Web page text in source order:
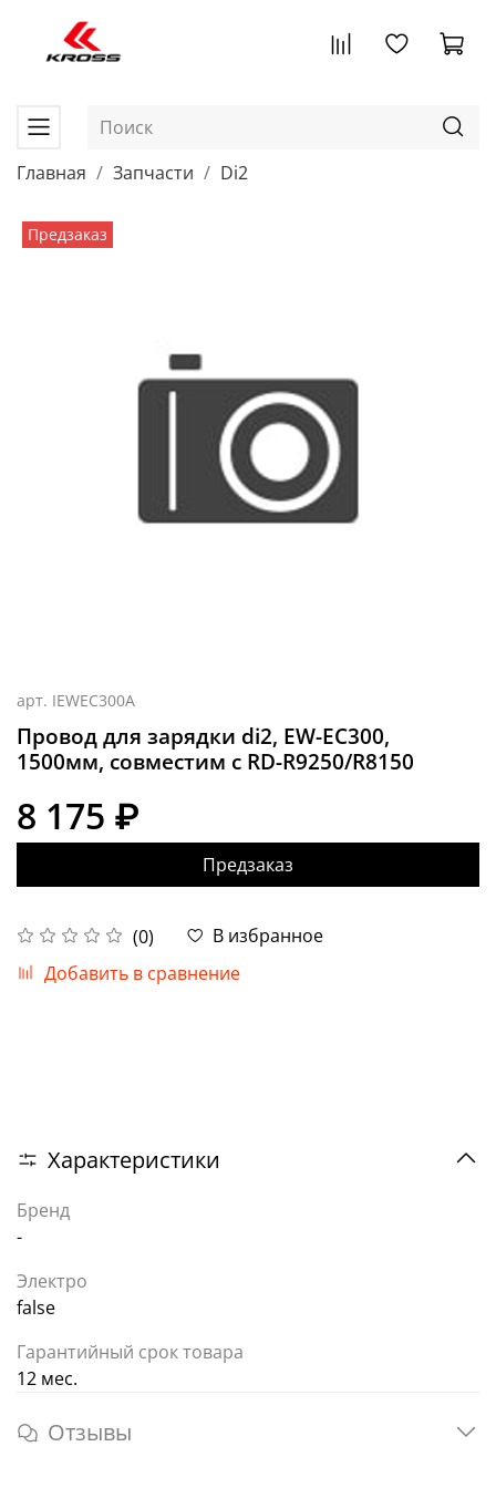
Главная Запчасти Di2
Предзаказ
арт. IEWEC300A
Провод для зарядки di2, EW-EC300,
1500мм, совместим с RD-R9250/R8150
(0)
В избранное
Добавить в сравнение
8 175 ₽
Предзаказ
Характеристики
Бренд
-
Электро
false
Гарантийный срок товара
12 мес.
Отзывы